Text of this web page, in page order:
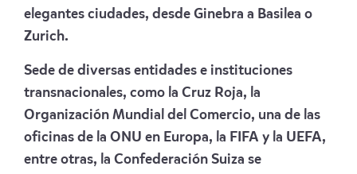
elegantes ciudades, desde Ginebra a Basilea o
Zurich.
Sede de diversas entidades e instituciones
transnacionales, como la Cruz Roja, la
Organización Mundial del Comercio, una de las
oficinas de la ONU en Europa, la FIFA y la UEFA,
entre otras, la Confederación Suiza se